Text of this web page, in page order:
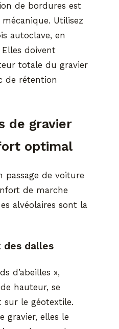
de bordures est
Utilisez
autoclave, en
doivent
totale du gravier
de rétention
de gravier
optimal
passage de voiture
de marche
alvéolaires sont la
des dalles
d’abeilles »,
hauteur, se
sur le géotextile.
gravier, elles le